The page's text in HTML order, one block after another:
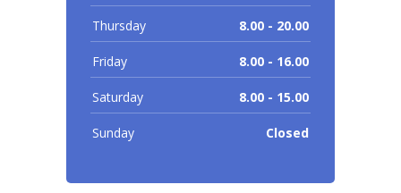
Thursday 8.00 - 20.00
Friday 8.00 - 16.00
Saturday 8.00 - 15.00
Sunday Closed